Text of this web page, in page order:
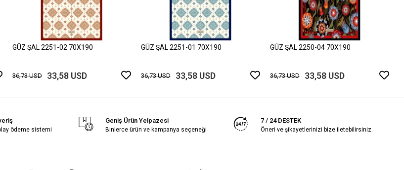
GÜZ ŞAL 2251-02 70X190
36,73 USD 33,58 USD
GÜZ ŞAL 2251-01 70X190
36,73 USD 33,58 USD
GÜZ ŞAL 2250-04 70X190
36,73 USD 33,58 USD
ödeme sistemi
Geniş Ürün Yelpazesi
Binlerce ürün ve kampanya seçeneği
7 / 24 DESTEK
Öneri ve şikayetlerinizi bize iletebilirsiniz.